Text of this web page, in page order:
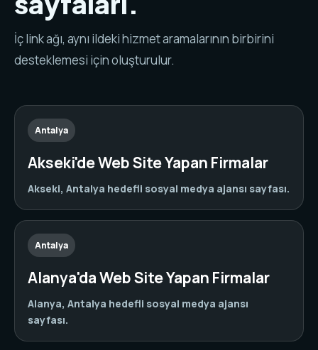
İç link ağı, aynı ildeki hizmet aramalarının birbirini
desteklemesi için oluşturulur.
Antalya
Akseki'de Web Site Yapan Firmalar
Akseki, Antalya hedefli sosyal medya ajansı sayfası.
Antalya
Alanya'da Web Site Yapan Firmalar
Alanya, Antalya hedefli sosyal medya ajansı
sayfası.